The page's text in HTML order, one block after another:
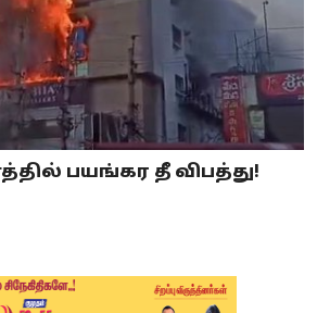
பயங்கர தீ விபத்து!